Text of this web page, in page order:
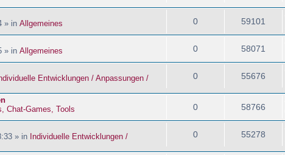
» in Allgemeines 0 59101
» in Allgemeines 0 58071
Entwicklungen / Anpassungen /
0 55676
Chat-Games, Tools 0 58766
» in Individuelle Entwicklungen /
0 55278